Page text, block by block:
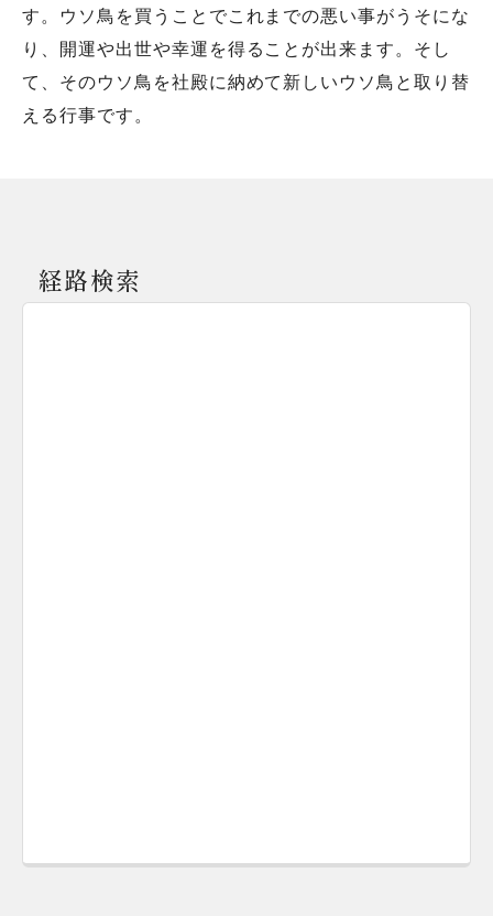
す。ウソ鳥を買うことでこれまでの悪い事がうそにな
り、開運や出世や幸運を得ることが出来ます。そし
て、そのウソ鳥を社殿に納めて新しいウソ鳥と取り替
える行事です。
経路検索